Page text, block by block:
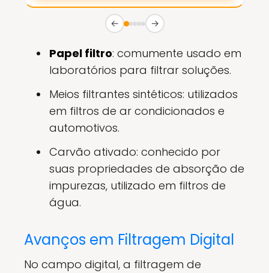
← →
Papel filtro: comumente usado em
laboratórios para filtrar soluções.
Meios filtrantes sintéticos: utilizados
em filtros de ar condicionados e
automotivos.
Carvão ativado: conhecido por
suas propriedades de absorção de
impurezas, utilizado em filtros de
água.
Avanços em Filtragem Digital
No campo digital, a filtragem de